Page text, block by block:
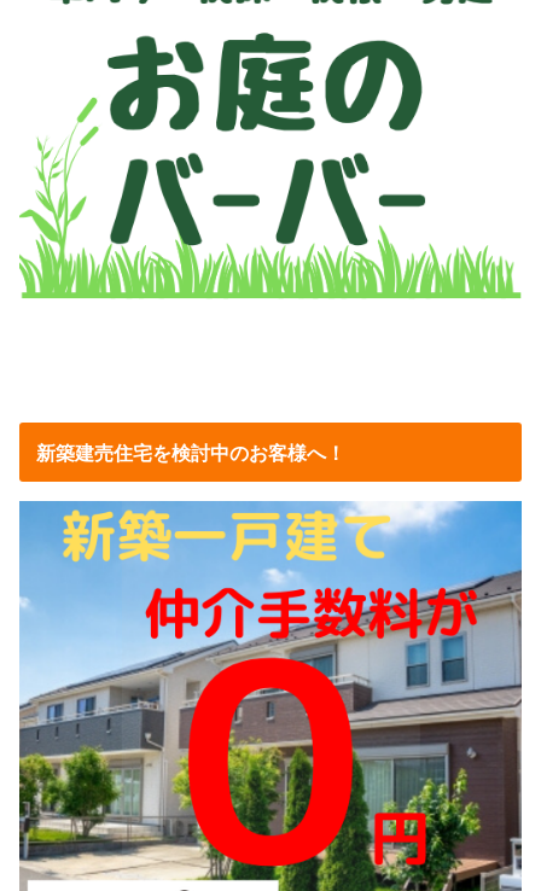
新築建売住宅を検討中のお客様へ！